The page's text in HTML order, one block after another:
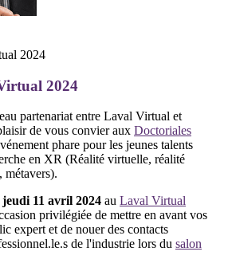
2024
partenariat entre Laval Virtual et
de vous convier aux Doctoriales
phare pour les jeunes talents
en XR (Réalité virtuelle, réalité
métavers).
jeudi 11 avril 2024 au Laval Virtual
privilégiée de mettre en avant vos
expert et de nouer des contacts
de l'industrie lors du salon